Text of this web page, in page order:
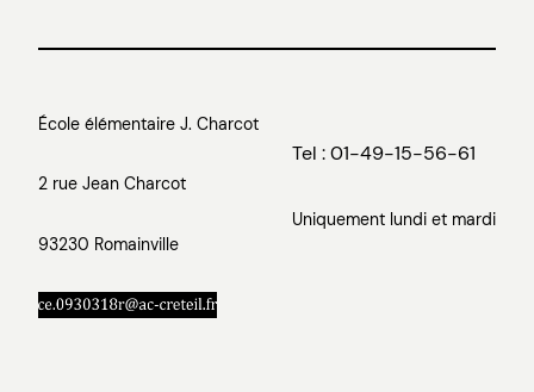
École élémentaire J. Charcot
2 rue Jean Charcot
93230 Romainville
Tel : 01-49-15-56-61
Uniquement lundi et mardi